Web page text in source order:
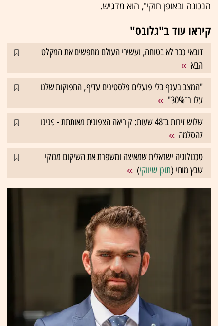
הנכונה ובאופן חוקי", הוא מדגיש.
קיראו עוד ב"גלובס"
דובאי כבר לא בטוחה, ועשירי העולם מחפשים את המקלט
הבא
"המצב בענף בלי פועלים פלסטינים עדיף, התפוקות שלנו
עלו ב־30%"
שלוש זירות ב־48 שעות: קוריאה הצפונית מאותתת - פנינו
להסלמה
טכנולוגיה ישראלית שמאיצה ומשפרת את השיקום מנזקי
שבץ מוחי (תוכן שיווקי)